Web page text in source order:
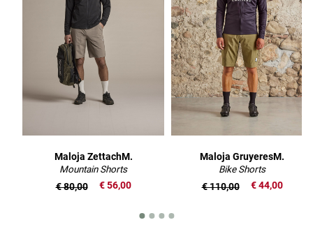
Maloja ZettachM.
Mountain Shorts
€ 56,00
€ 80,00
Maloja GruyeresM.
Bike Shorts
€ 44,00
€ 110,00